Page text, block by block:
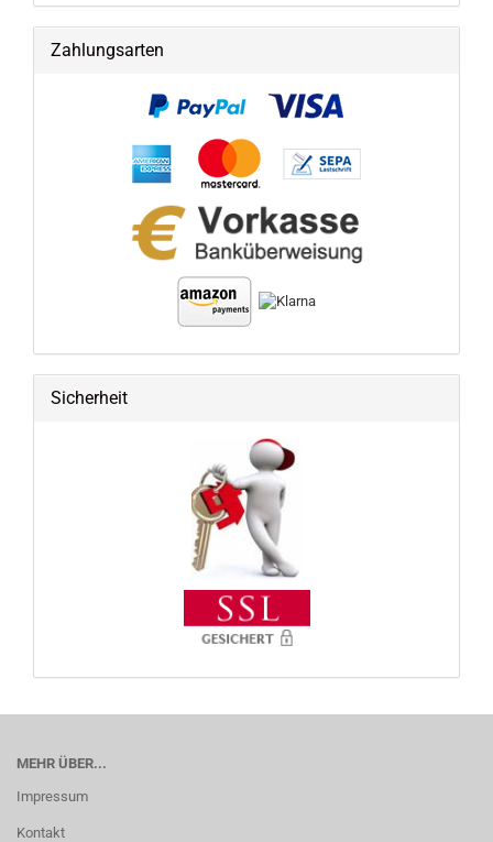
Zahlungsarten
Sicherheit
MEHR ÜBER...
Impressum
Kontakt